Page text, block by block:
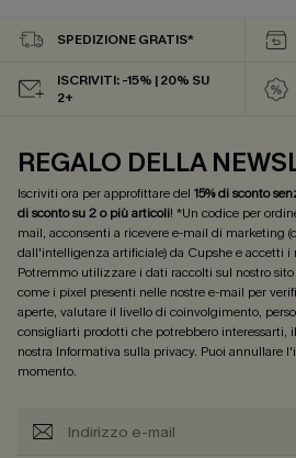
SPEDIZIONE GRATIS*
ISCRIVITI: -15% | 20% SU
2+
REGALO DELLA
Iscriviti ora per approfittare del 15% di sconto
di sconto su 2 o più articoli! *Un codice per
mail, acconsenti a ricevere e-mail di marketing
dall'intelligenza artificiale) da Cupshe e accetti i
Potremmo utilizzare i dati raccolti sul nostro
come i pixel presenti nelle nostre e-mail per
aperte, valutare il livello di coinvolgimento,
consigliarti prodotti che potrebbero interessarti,
nostra Informativa sulla privacy. Puoi annullare
momento.